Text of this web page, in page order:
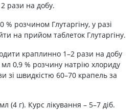
рази на добу.
% розчином Глутаргіну, у разі
на прийом таблеток Глутаргіну.
краплинно 1–2 рази на добу
0,9 % розчину натрію хлориду
зі швидкістю 60–70 крапель за
(4 г). Курс лікування – 5–7 діб.